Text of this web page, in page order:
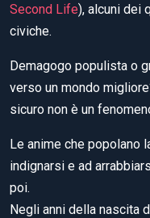
Second Life), alcuni dei
civiche.
Demagogo populista o
verso un mondo
sicuro non è un
Le anime che popolano
indignarsi e ad
poi.
Negli anni della nascita